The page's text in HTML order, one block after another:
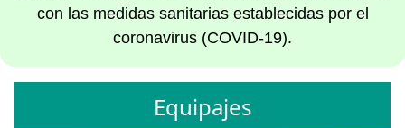
con las medidas sanitarias establecidas por el
coronavirus (COVID-19).
Equipajes